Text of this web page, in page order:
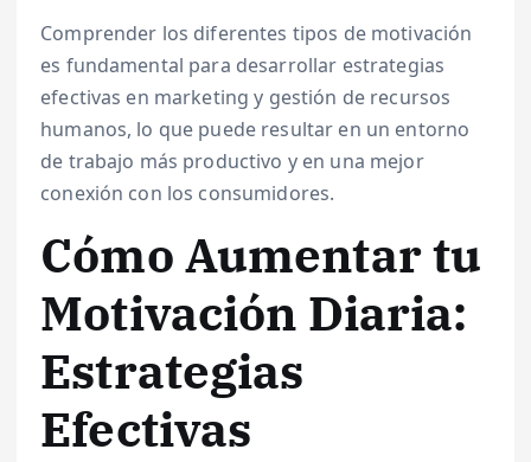
Comprender los diferentes tipos de motivación
es fundamental para desarrollar estrategias
efectivas en marketing y gestión de recursos
humanos, lo que puede resultar en un entorno
de trabajo más productivo y en una mejor
conexión con los consumidores.
Cómo Aumentar tu
Motivación Diaria:
Estrategias
Efectivas